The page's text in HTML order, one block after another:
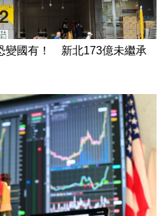
變國有！ 新北173億未繼承